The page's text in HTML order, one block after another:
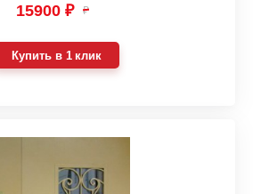
15900 ₽ ₽
Купить в 1 клик